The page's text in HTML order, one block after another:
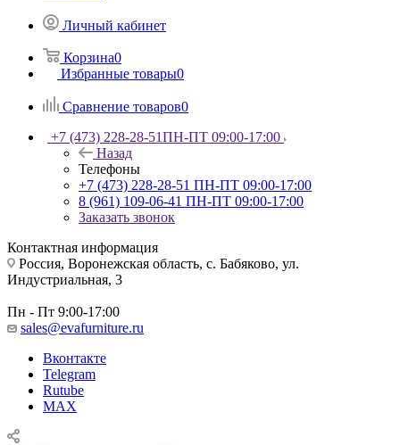
Личный кабинет
Корзина0
Избранные товары0
Сравнение товаров0
+7 (473) 228-28-51ПН-ПТ 09:00-17:00
Назад
Телефоны
+7 (473) 228-28-51 ПН-ПТ 09:00-17:00
8 (961) 109-06-41 ПН-ПТ 09:00-17:00
Заказать звонок
Контактная информация
Россия, Воронежская область, с. Бабяково, ул.
Индустриальная, 3
Пн - Пт 9:00-17:00
sales@evafurniture.ru
Вконтакте
Telegram
Rutube
MAX